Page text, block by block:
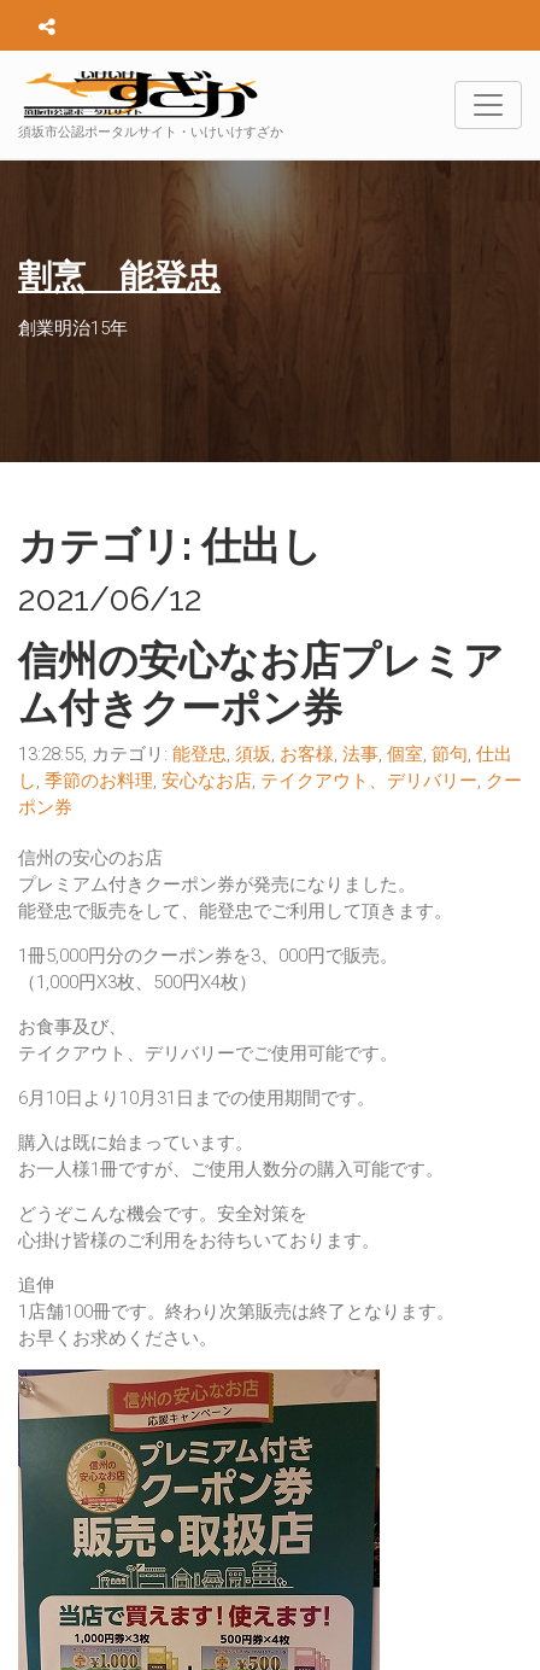
須坂市公認ポータルサイト・いけいけすざか
割烹 能登忠
創業明治15年
カテゴリ: 仕出し
2021/06/12
信州の安心なお店プレミア
ム付きクーポン券
13:28:55, カテゴリ: 能登忠, 須坂, お客様, 法事, 個室, 節句, 仕出
し, 季節のお料理, 安心なお店, テイクアウト、デリバリー, クー
ポン券
信州の安心のお店
プレミアム付きクーポン券が発売になりました。
能登忠で販売をして、能登忠でご利用して頂きます。
1冊5,000円分のクーポン券を3、000円で販売。
（1,000円X3枚、500円X4枚）
お食事及び、
テイクアウト、デリバリーでご使用可能です。
6月10日より10月31日までの使用期間です。
購入は既に始まっています。
お一人様1冊ですが、ご使用人数分の購入可能です。
どうぞこんな機会です。安全対策を
心掛け皆様のご利用をお待ちいております。
追伸
1店舗100冊です。終わり次第販売は終了となります。
お早くお求めください。